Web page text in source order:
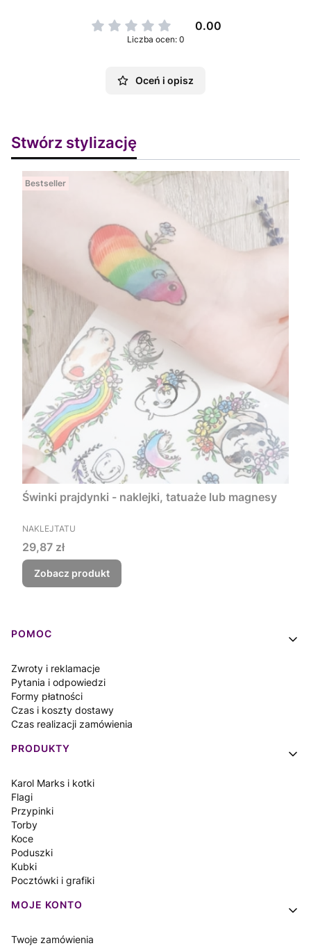
0.00
Liczba ocen: 0
Oceń i opisz
Stwórz stylizację
Bestseller
Świnki prajdynki - naklejki, tatuaże lub magnesy
PRODUCENT
NAKLEJTATU
Cena
29,87 zł
Zobacz produkt
Linki w stopce
POMOC
Zwroty i reklamacje
Pytania i odpowiedzi
Formy płatności
Czas i koszty dostawy
Czas realizacji zamówienia
PRODUKTY
Karol Marks i kotki
Flagi
Przypinki
Torby
Koce
Poduszki
Kubki
Pocztówki i grafiki
MOJE KONTO
Twoje zamówienia